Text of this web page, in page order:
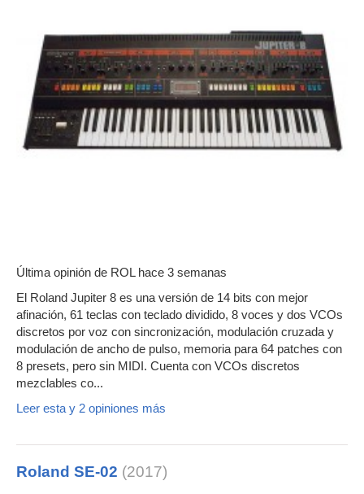
Última opinión de ROLhace 3 semanas
El Roland Jupiter 8 es una versión de 14 bits con mejor
afinación, 61 teclas con teclado dividido, 8 voces y dos VCOs
discretos por voz con sincronización, modulación cruzada y
modulación de ancho de pulso, memoria para 64 patches con
8 presets, pero sin MIDI. Cuenta con VCOs discretos
mezclables co...
Leer esta y 2 opiniones más
Roland SE-02 (2017)